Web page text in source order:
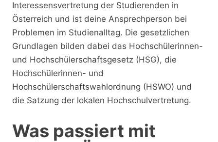
Interessensvertretung der Studierenden in
Österreich und ist deine Ansprechperson bei
Problemen im Studienalltag. Die gesetzlichen
Grundlagen bilden dabei das Hochschülerinnen-
und Hochschülerschaftsgesetz (HSG), die
Hochschülerinnen- und
Hochschülerschaftswahlordnung (HSWO) und
die Satzung der lokalen Hochschulvertretung.
Was passiert mit